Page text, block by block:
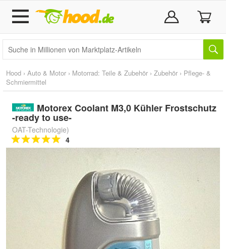
Hood › Auto & Motor › Motorrad: Teile & Zubehör › Zubehör › Pflege- &
Schmiermittel
Motorex Coolant M3,0 Kühler Frostschutz
-ready to use-
OAT-Technologie)
4